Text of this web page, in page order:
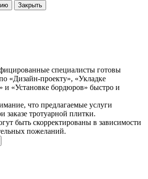
Закрыть
специалисты готовы
«Дизайн-проекту», «Укладке
и «Установке бордюров» быстро и
что предлагаемые услуги
заказе тротуарной плитки.
быть скорректированы в зависимости
пожеланий.